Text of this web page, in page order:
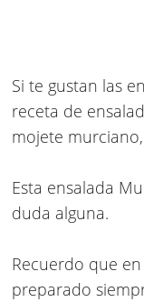
Si te gustan las
receta de
mojete
Esta ensalada
duda alguna.
Recuerdo que
preparado